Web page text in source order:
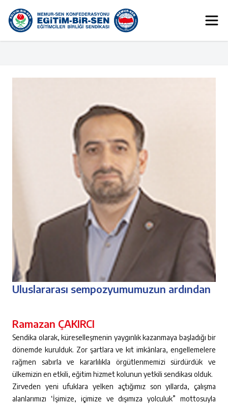
Uluslararası sempozyumumuzun ardından
Ramazan ÇAKIRCI
Sendika olarak, küreselleşmenin yaygınlık kazanmaya başladığı bir
dönemde kurulduk. Zor şartlara ve kıt imkânlara, engellemelere
rağmen sabırla ve kararlılıkla örgütlenmemizi sürdürdük ve
ülkemizin en etkili, eğitim hizmet kolunun yetkili sendikası olduk.
Zirveden yeni ufuklara yelken açtığımız son yıllarda, çalışma
alanlarımızı ‘İşimize, içimize ve dışımıza yolculuk” mottosuyla